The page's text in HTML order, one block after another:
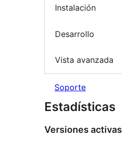
Instalación
Desarrollo
Vista avanzada
Soporte
Estadísticas
Versiones activas